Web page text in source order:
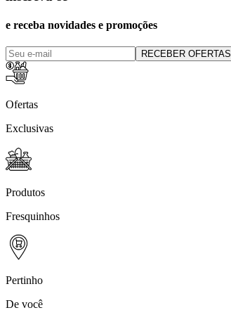
e receba novidades e promoções
RECEBER OFERTAS
Ofertas
Exclusivas
Produtos
Fresquinhos
Pertinho
De você